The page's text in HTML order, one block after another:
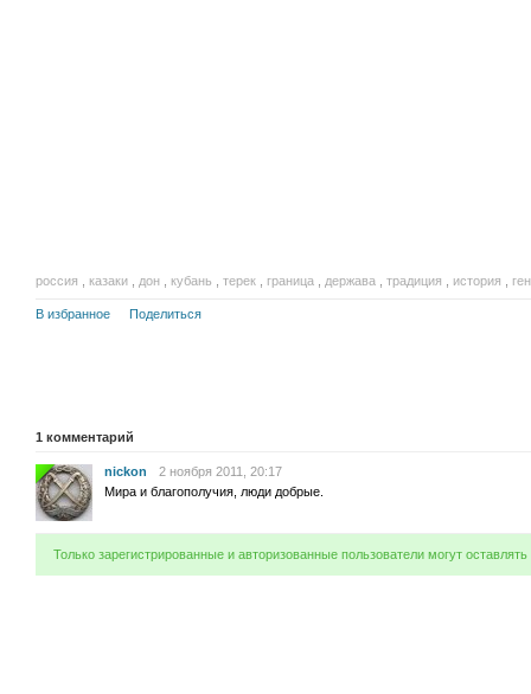
россия казаки дон кубань терек граница держава традиция история
В избранное Поделиться
1 комментарий
nickon
2 ноября 2011, 20:17
Мира и благополучия, люди добрые.
Только зарегистрированные и авторизованные пользователи могут